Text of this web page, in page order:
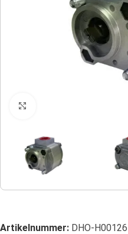
Artikelnummer: DHO-H00126